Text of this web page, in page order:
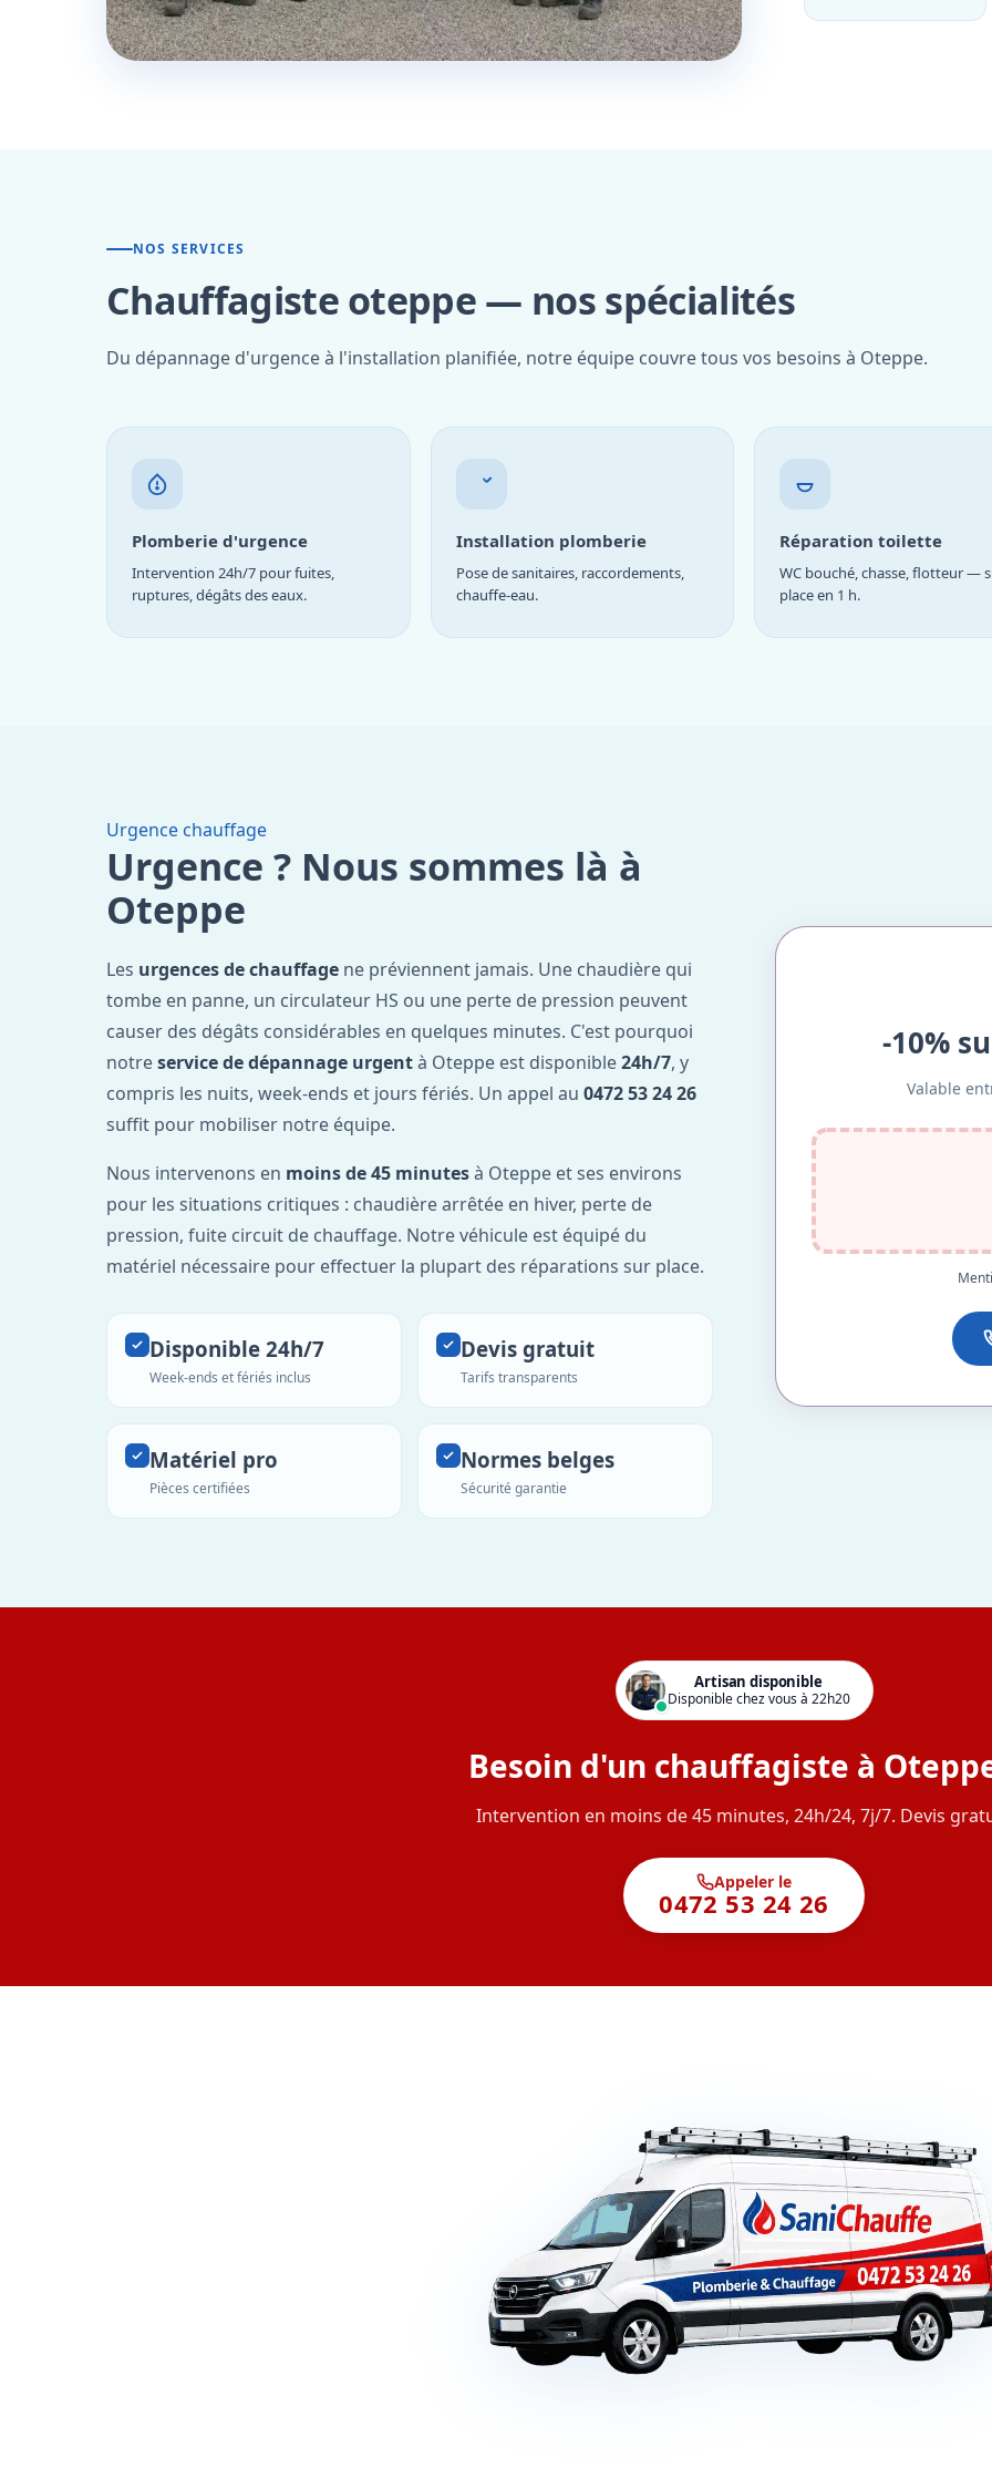
NOS SERVICES
Chauffagiste oteppe — nos spécialités
Du dépannage d'urgence à l'installation planifiée, notre équipe couvre tous vos besoins à Oteppe.
Plomberie d'urgence
Intervention 24h/7 pour fuites,
ruptures, dégâts des eaux.
Installation plomberie
Pose de sanitaires, raccordements,
chauffe-eau.
Réparation toilette
WC bouché, chasse, flotteur —
place en 1 h.
Urgence chauffage
Urgence ? Nous sommes là à
Oteppe
Les urgences de chauffage ne préviennent jamais. Une chaudière qui
tombe en panne, un circulateur HS ou une perte de pression peuvent
causer des dégâts considérables en quelques minutes. C'est pourquoi
notreservice de dépannage urgentà Oteppe est disponible24h/7, y
compris les nuits, week-ends et jours fériés. Un appel au 0472 53 24 26
suffit pour mobiliser notre équipe.
Nous intervenons en moins de 45 minutesà Oteppe et ses environs
pour les situations critiques : chaudière arrêtée en hiver, perte de
pression, fuite circuit de chauffage. Notre véhicule est équipé du
matériel nécessaire pour effectuer la plupart des réparations sur place.
Disponible 24h/7
Week-ends et fériés inclus
Devis gratuit
Tarifs transparents
Matériel pro
Pièces certifiées
Normes belges
Sécurité garantie
-10%
Valable
Artisan disponible
Disponible chez vous à 22h20
Besoin d'un chauffagiste à
Intervention en moins de 45 minutes, 24h/24, 7j/7. Devis
Appeler le
0472 53 24 26